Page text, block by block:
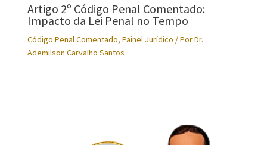
Artigo 2º Código Penal Comentado:
Impacto da Lei Penal no Tempo
Código Penal Comentado, Painel Jurídico / PorDr.
Ademilson Carvalho Santos